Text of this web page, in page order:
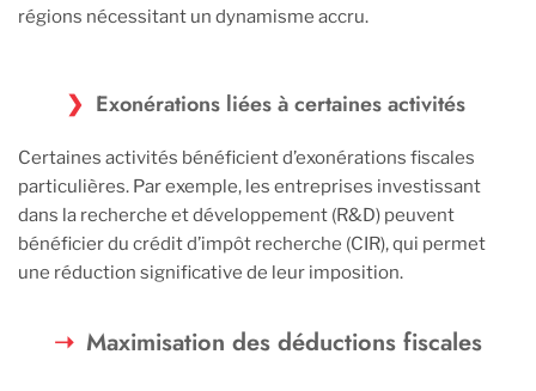
régions nécessitant un dynamisme accru.
Exonérations liées à certaines activités
Certaines activités bénéficient d’exonérations fiscales
particulières. Par exemple, les entreprises investissant
dans la recherche et développement (R&D) peuvent
bénéficier du crédit d’impôt recherche (CIR), qui permet
une réduction significative de leur imposition.
Maximisation des déductions fiscales